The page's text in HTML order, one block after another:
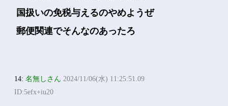
国扱いの免税与えるのやめようぜ
郵便関連でそんなのあったろ
14:名無しさん 2024/11/06(水) 11:25:51.09
ID:5efx+iu20